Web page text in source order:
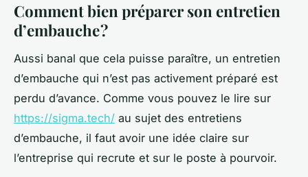
Comment bien préparer son entretien
d’embauche ?
Aussi banal que cela puisse paraître, un entretien
d’embauche qui n’est pas activement préparé est
perdu d’avance. Comme vous pouvez le lire sur
https://sigma.tech/ au sujet des entretiens
d’embauche, il faut avoir une idée claire sur
l’entreprise qui recrute et sur le poste à pourvoir.